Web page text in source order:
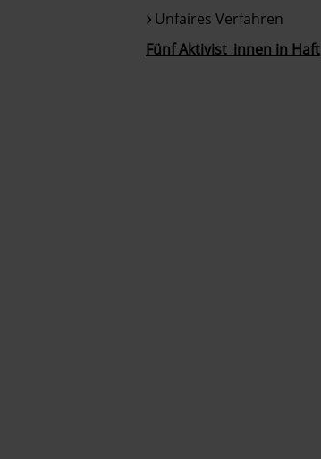
Unfaires Verfahren
Fünf Aktivist_innen in Haft